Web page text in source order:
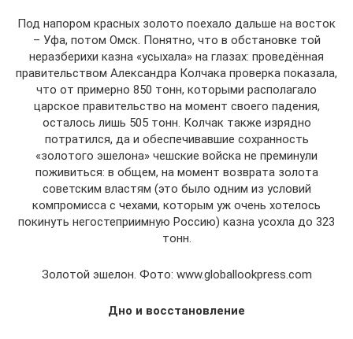
Под напором красных золото поехало дальше на восток
– Уфа, потом Омск. Понятно, что в обстановке той
неразберихи казна «усыхала» на глазах: проведённая
правительством Александра Колчака проверка показала,
что от примерно 850 тонн, которыми располагало
царское правительство на момент своего падения,
осталось лишь 505 тонн. Колчак также изрядно
потратился, да и обеспечивавшие сохранность
«золотого эшелона» чешские войска не преминули
поживиться: в общем, на момент возврата золота
советским властям (это было одним из условий
компромисса с чехами, которым уж очень хотелось
покинуть негостеприимную Россию) казна усохла до 323
тонн.
Золотой эшелон. Фото: www.globallookpress.com
Дно и восстановление